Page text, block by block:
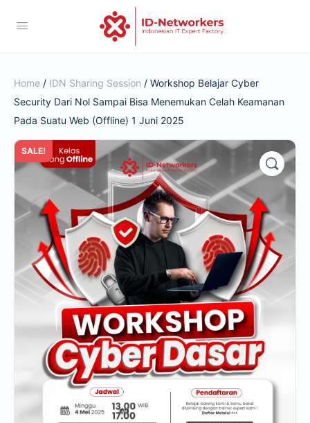
Home / IDN Sharing Session / Workshop Belajar Cyber
Security Dari Nol Sampai Bisa Menemukan Celah Keamanan
Pada Suatu Web (Offline) 1 Juni 2025
SALE!